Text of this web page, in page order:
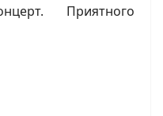
Приятного